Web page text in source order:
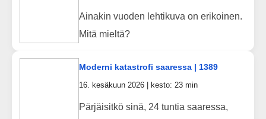
Ainakin vuoden lehtikuva on erikoinen.
Mitä mieltä?
Moderni katastrofi saaressa | 1389
16. kesäkuun 2026 | kesto: 23 min
Pärjäisitkö sinä, 24 tuntia saaressa,